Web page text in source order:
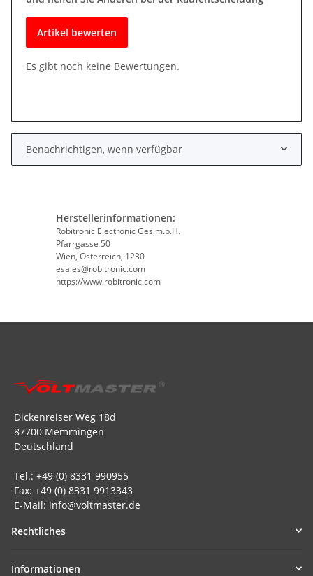
Artikel bewerten
Es gibt noch keine Bewertungen.
Benachrichtigen, wenn verfügbar
Herstellerinformationen:
Robitronic Electronic Ges.m.b.H.
Pfarrgasse 50
Wien, Österreich, 1230
esales@robitronic.com
https://www.robitronic.com
Dickenreiser Weg 18d
87700 Memmingen
Deutschland
Tel.: +49 (0) 8331 990955
Fax: +49 (0) 8331 9913343
E-Mail: info@voltmaster.de
Rechtliches
Informationen